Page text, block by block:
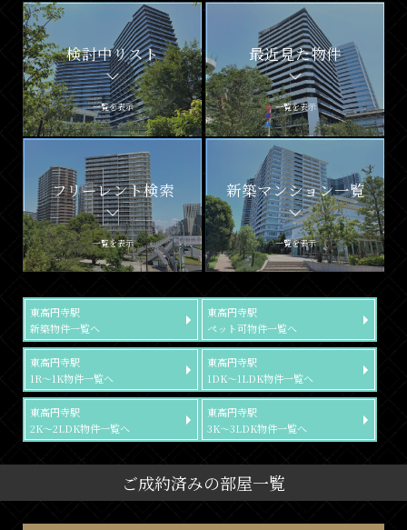
検討中リスト
一覧を表示
最近見た物件
一覧を表示
フリーレント検索
一覧を表示
新築マンション一覧
一覧を表示
東高円寺駅
新築物件一覧へ
東高円寺駅
ペット可物件一覧へ
東高円寺駅
1R～1K物件一覧へ
東高円寺駅
1DK～1LDK物件一覧へ
東高円寺駅
2K～2LDK物件一覧へ
東高円寺駅
3K～3LDK物件一覧へ
ご成約済みの部屋一覧